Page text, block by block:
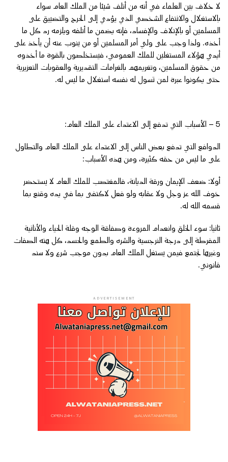
لا خلاف بين العلماء في أنه من أتلف شيئا من الملك العام سواء
بالاستغلال والانتفاع الشخصي الذي يؤدي إلى الحرج والتضييق على
المسلمين أو بالإتلاف والإفساد، فإنه يضمن ما أتلفه ويلزمه رد كل ما
أخذه. ولذا وجب على ولي أمر المسلمين أو من ينوب عنه أن يأخذ على
أيدي هؤلاء المستغلين للملك العمومي، فيستخلصون بالقوة ما أخذوه
من حقوق المسلمين، وتغريمهم بالغرامات التقديرية والعقوبات التعزيرية
حتى يكونوا عبرة لمن تسول له نفسه استغلال ما ليس له.
5 – الأسباب التي تدفع إلى الاعتداء على الملك العام:
الدوافع التي تدفع بعض الناس إلى الاعتداء على الملك العام والتطاول
على ما ليس من حقه كثيرة، ومن هذه الأسباب:
أولا: ضعف الإيمان ورقة الديانة، فالمغتصب للملك العام لا يستحضر
خوف الله عز وجل ولا عقابه ولو فعل لاكتفى بما في يده وقنع بما
قسمه الله له.
ثانيا: سوء الخلق وانعدام المروءة وصفاقة الوجه وقلة الحياء والأنانية
المفرطة إلى درجة النرجسية والشره والطمع والحسد، كل هته الصفات
وغيرها تجتمع فيمن يستغل الملك العام بدون موجب شرع ولا سند
قانوني.
ADVERTISEMENT